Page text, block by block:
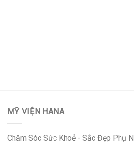
MỸ VIỆN HANA
Chăm Sóc Sức Khoẻ - Sắc Đẹp Phụ